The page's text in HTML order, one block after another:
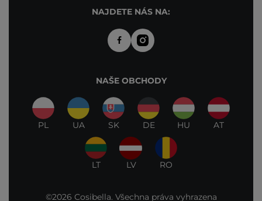
NAJDETE NÁS NA:
NAŠE OBCHODY
PL UA SK DE HU AT
LT LV RO
©2026 Cosibella. Všechna práva vyhrazena